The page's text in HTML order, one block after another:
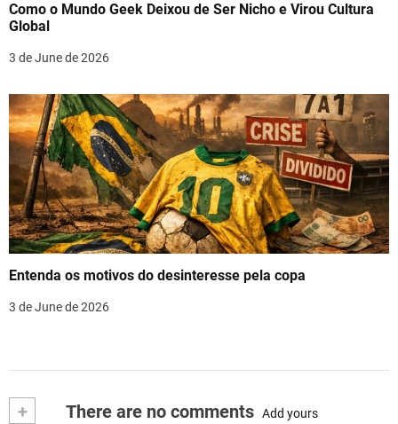
Como o Mundo Geek Deixou de Ser Nicho e Virou Cultura
Global
3 de June de 2026
Entenda os motivos do desinteresse pela copa
3 de June de 2026
+ There are no comments Add yours